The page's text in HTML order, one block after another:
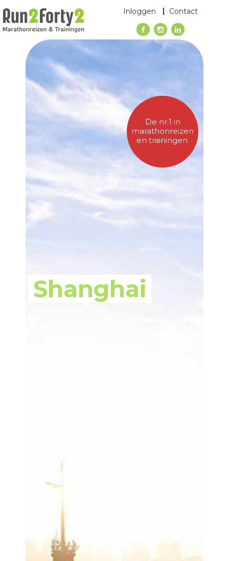
Inloggen Contact
De nr.1 in
marathonreizen
en trainingen.
Shanghai